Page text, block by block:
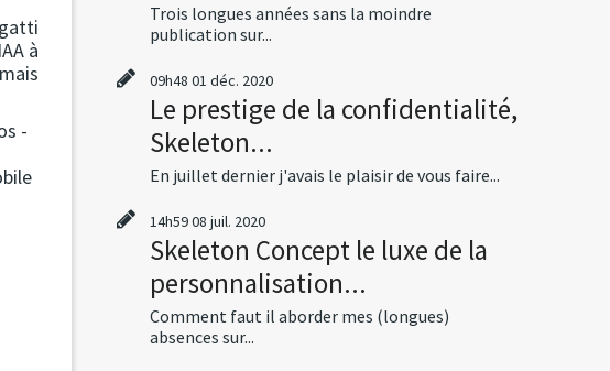
à
-
Trois longues années sans la moindre
publication sur...
09h48 01 déc. 2020
Le prestige de la confidentialité,
Skeleton...
En juillet dernier j'avais le plaisir de vous faire...
14h5908 juil. 2020
Skeleton Concept le luxe de la
personnalisation...
Comment faut il aborder mes (longues)
absences sur...